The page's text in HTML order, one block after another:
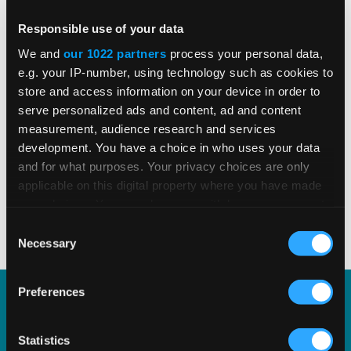
Responsible use of your data
We and our 1022 partners process your personal data,
e.g. your IP-number, using technology such as cookies to
store and access information on your device in order to
serve personalized ads and content, ad and content
measurement, audience research and services
development. You have a choice in who uses your data
and for what purposes. Your privacy choices are only
applicable on this digital property where you have made
the Privacy trigger icon.
Collect information about your geographical
meters
Selection
Necessary
Preferences
Statistics
Erfahren Sie, warum Steuerfehler mit
Transaktionsdaten beginnen und wie
Vertex O Series eine einheitliche
Steuergenauigkeit in Echtzeit in Ihren
Geschäftssystemen liefert.
Zeit zum Ansehen 23
Minuten
VIDEO ANSEHEN